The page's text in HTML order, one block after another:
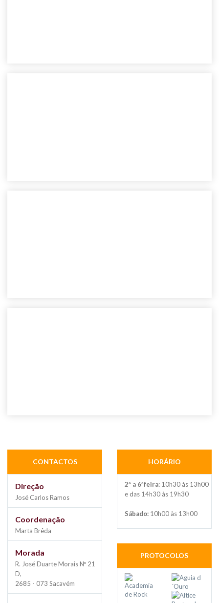
CONTACTOS
Direção
José Carlos Ramos
Coordenação
Marta Brêda
Morada
R. José Duarte Morais Nº 21
D,
2685 - 073 Sacavém
HORÁRIO
2ª a 6ªfeira: 10h30 às 13h00
e das 14h30 às 19h30
Sábado: 10h00 às 13h00
PROTOCOLOS